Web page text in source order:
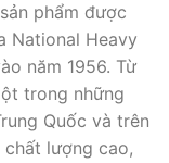
phẩm được
National Heavy
năm 1956. Từ
trong những
Quốc và trên
lượng cao,